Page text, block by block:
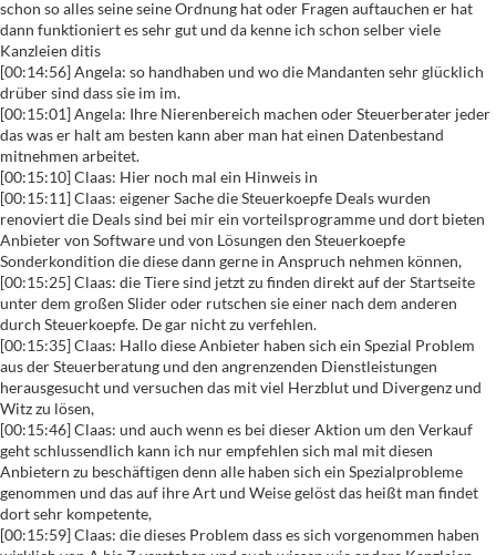
schon so alles seine seine Ordnung hat oder Fragen auftauchen er hat
dann funktioniert es sehr gut und da kenne ich schon selber viele
Kanzleien ditis
[00:14:56] Angela: so handhaben und wo die Mandanten sehr glücklich
drüber sind dass sie im im.
[00:15:01] Angela: Ihre Nierenbereich machen oder Steuerberater jeder
das was er halt am besten kann aber man hat einen Datenbestand
mitnehmen arbeitet.
[00:15:10] Claas: Hier noch mal ein Hinweis in
[00:15:11] Claas: eigener Sache die Steuerkoepfe Deals wurden
renoviert die Deals sind bei mir ein vorteilsprogramme und dort bieten
Anbieter von Software und von Lösungen den Steuerkoepfe
Sonderkondition die diese dann gerne in Anspruch nehmen können,
[00:15:25] Claas: die Tiere sind jetzt zu finden direkt auf der Startseite
unter dem großen Slider oder rutschen sie einer nach dem anderen
durch Steuerkoepfe. De gar nicht zu verfehlen.
[00:15:35] Claas: Hallo diese Anbieter haben sich ein Spezial Problem
aus der Steuerberatung und den angrenzenden Dienstleistungen
herausgesucht und versuchen das mit viel Herzblut und Divergenz und
Witz zu lösen,
[00:15:46] Claas: und auch wenn es bei dieser Aktion um den Verkauf
geht schlussendlich kann ich nur empfehlen sich mal mit diesen
Anbietern zu beschäftigen denn alle haben sich ein Spezialprobleme
genommen und das auf ihre Art und Weise gelöst das heißt man findet
dort sehr kompetente,
[00:15:59] Claas: die dieses Problem dass es sich vorgenommen haben